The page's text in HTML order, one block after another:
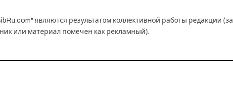
являются результатом коллективной работы редакции (за
или материал помечен как рекламный).